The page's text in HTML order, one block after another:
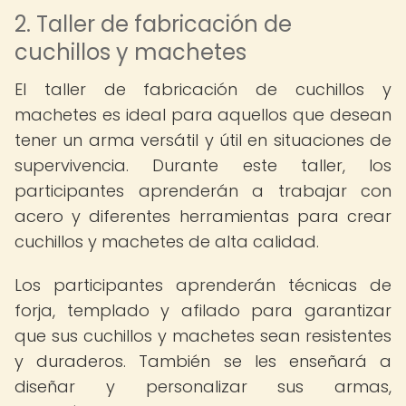
2. Taller de fabricación de
cuchillos y machetes
El taller de fabricación de cuchillos y
machetes es ideal para aquellos que desean
tener un arma versátil y útil en situaciones de
supervivencia. Durante este taller, los
participantes aprenderán a trabajar con
acero y diferentes herramientas para crear
cuchillos y machetes de alta calidad.
Los participantes aprenderán técnicas de
forja, templado y afilado para garantizar
que sus cuchillos y machetes sean resistentes
y duraderos. También se les enseñará a
diseñar y personalizar sus armas,